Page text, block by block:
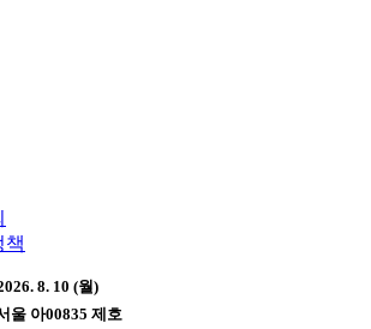
책
8. 10 (월)
울 아00835 제호